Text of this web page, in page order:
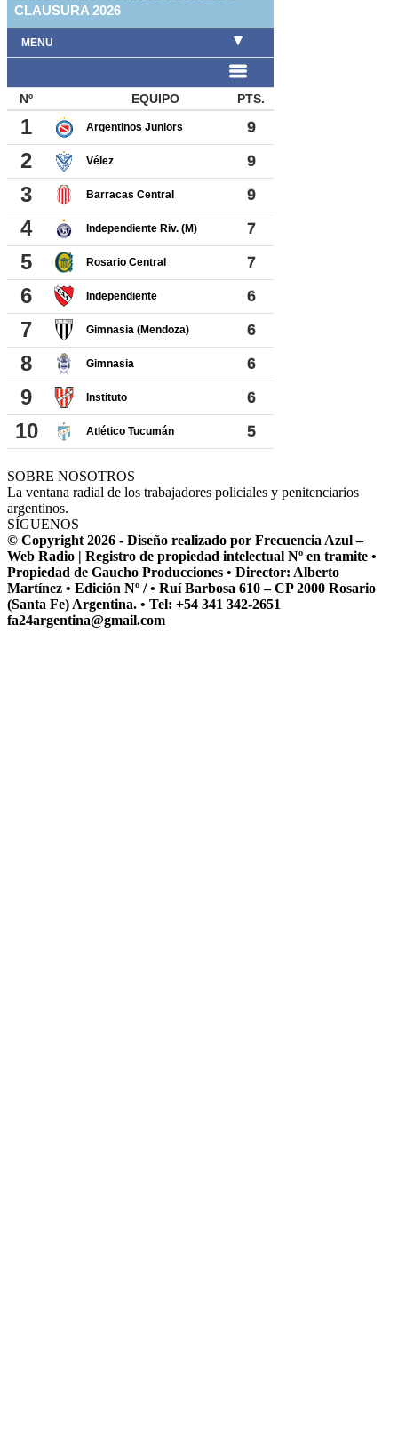
SOBRE NOSOTROS
La ventana radial de los trabajadores policiales y penitenciarios
argentinos.
SÍGUENOS
© Copyright 2026 - Diseño realizado por Frecuencia Azul –
Web Radio | Registro de propiedad intelectual Nº en tramite •
Propiedad de Gaucho Producciones • Director: Alberto
Martínez • Edición Nº / • Ruí Barbosa 610 – CP 2000 Rosario
(Santa Fe) Argentina. • Tel: +54 341 342-2651
fa24argentina@gmail.com